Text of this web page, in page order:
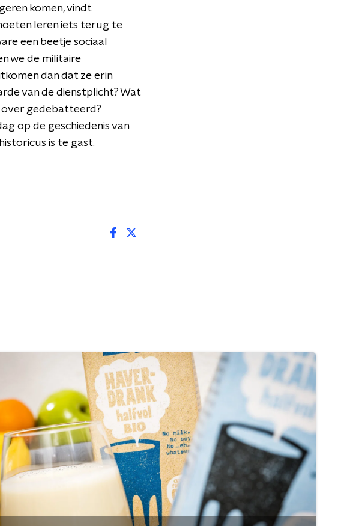
komen, vindt
leren iets terug te
een beetje sociaal
we de militaire
dan dat ze erin
van de dienstplicht? Wat
gedebatteerd?
op de geschiedenis van
is te gast.